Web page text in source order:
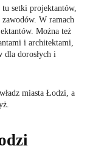
tu setki projektantów,
W ramach
Można też
i architektami,
dla dorosłych i
miasta Łodzi, a